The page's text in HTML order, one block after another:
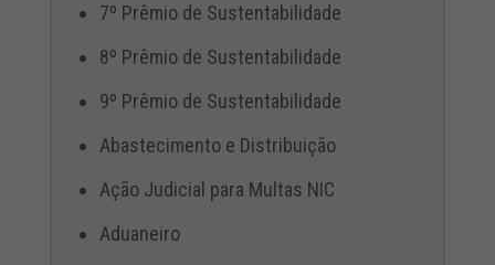
7º Prêmio de Sustentabilidade
8º Prêmio de Sustentabilidade
9º Prêmio de Sustentabilidade
Abastecimento e Distribuição
Ação Judicial para Multas NIC
Aduaneiro